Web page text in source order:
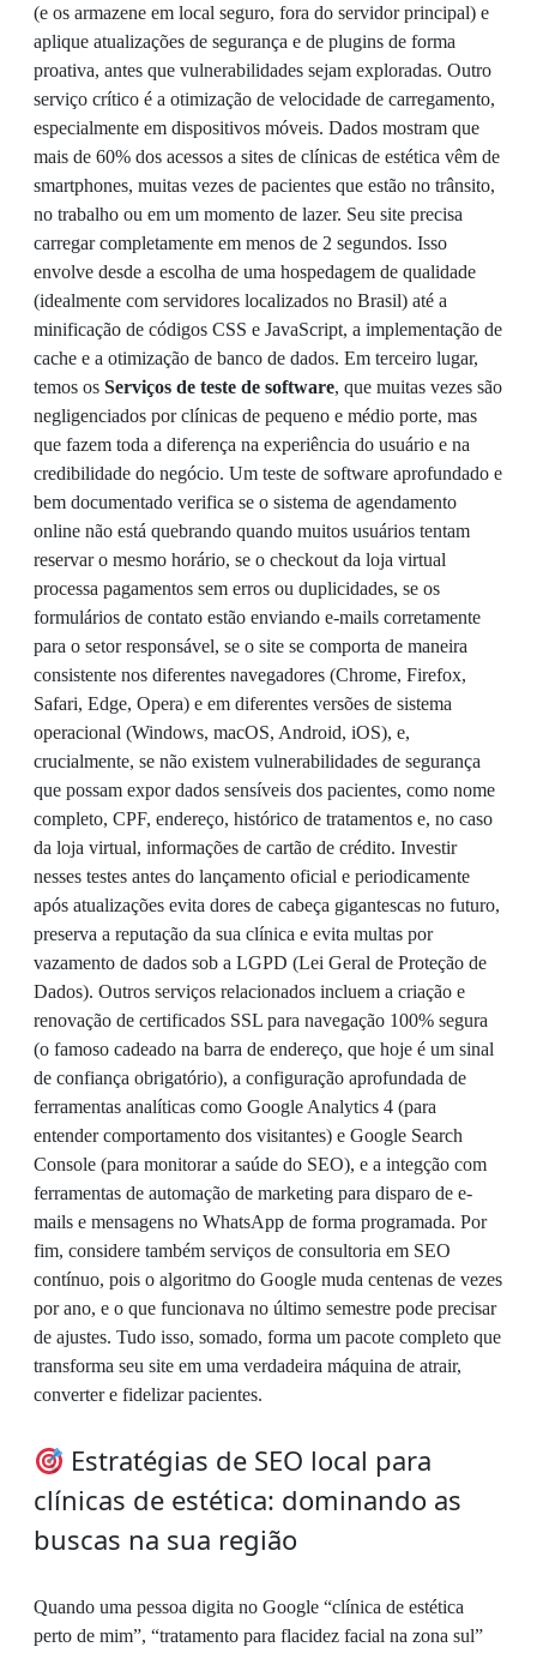
(e os armazene em local seguro, fora do servidor principal) e
aplique atualizações de segurança e de plugins de forma
proativa, antes que vulnerabilidades sejam exploradas. Outro
serviço crítico é a otimização de velocidade de carregamento,
especialmente em dispositivos móveis. Dados mostram que
mais de 60% dos acessos a sites de clínicas de estética vêm de
smartphones, muitas vezes de pacientes que estão no trânsito,
no trabalho ou em um momento de lazer. Seu site precisa
carregar completamente em menos de 2 segundos. Isso
envolve desde a escolha de uma hospedagem de qualidade
(idealmente com servidores localizados no Brasil) até a
minificação de códigos CSS e JavaScript, a implementação de
cache e a otimização de banco de dados. Em terceiro lugar,
temos os Serviços de teste de software, que muitas vezes são
negligenciados por clínicas de pequeno e médio porte, mas
que fazem toda a diferença na experiência do usuário e na
credibilidade do negócio. Um teste de software aprofundado e
bem documentado verifica se o sistema de agendamento
online não está quebrando quando muitos usuários tentam
reservar o mesmo horário, se o checkout da loja virtual
processa pagamentos sem erros ou duplicidades, se os
formulários de contato estão enviando e-mails corretamente
para o setor responsável, se o site se comporta de maneira
consistente nos diferentes navegadores (Chrome, Firefox,
Safari, Edge, Opera) e em diferentes versões de sistema
operacional (Windows, macOS, Android, iOS), e,
crucialmente, se não existem vulnerabilidades de segurança
que possam expor dados sensíveis dos pacientes, como nome
completo, CPF, endereço, histórico de tratamentos e, no caso
da loja virtual, informações de cartão de crédito. Investir
nesses testes antes do lançamento oficial e periodicamente
após atualizações evita dores de cabeça gigantescas no futuro,
preserva a reputação da sua clínica e evita multas por
vazamento de dados sob a LGPD (Lei Geral de Proteção de
Dados). Outros serviços relacionados incluem a criação e
renovação de certificados SSL para navegação 100% segura
(o famoso cadeado na barra de endereço, que hoje é um sinal
de confiança obrigatório), a configuração aprofundada de
ferramentas analíticas como Google Analytics 4 (para
entender comportamento dos visitantes) e Google Search
Console (para monitorar a saúde do SEO), e a integção com
ferramentas de automação de marketing para disparo de e-
mails e mensagens no WhatsApp de forma programada. Por
fim, considere também serviços de consultoria em SEO
contínuo, pois o algoritmo do Google muda centenas de vezes
por ano, e o que funcionava no último semestre pode precisar
de ajustes. Tudo isso, somado, forma um pacote completo que
transforma seu site em uma verdadeira máquina de atrair,
converter e fidelizar pacientes.
Estratégias de SEO local para
clínicas de estética: dominando as
buscas na sua região
Quando uma pessoa digita no Google “clínica de estética
perto de mim”, “tratamento para flacidez facial na zona sul”